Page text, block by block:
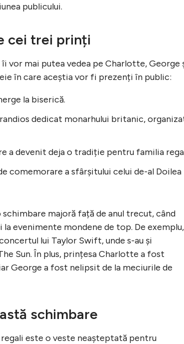
publicului.
cei trei prinți
vor mai putea vedea pe Charlotte, George
în care aceștia vor fi prezenți în public:
la biserică.
dedicat monarhului britanic,
a devenit deja o tradiție pentru familia
comemorare a sfârșitului celui de-al Doilea
majoră față de anul trecut, când
evenimente mondene de top. De exemplu,
lui Taylor Swift, unde s-au și
Sun. În plus, prințesa Charlotte a fost
George a fost nelipsit de la meciurile de
schimbare
este o veste neașteptată pentru